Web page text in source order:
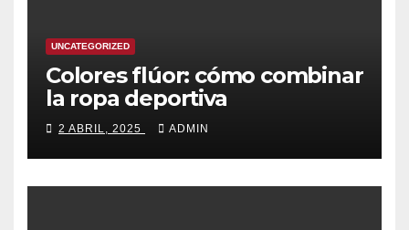
UNCATEGORIZED
Colores flúor: cómo combinar
la ropa deportiva
2 ABRIL, 2025 ADMIN